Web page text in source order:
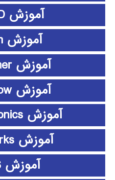
آموزش PSCAD
آموزش python
آموزش rapidminer
آموزش ShowFlow
آموزش SimElectronics
آموزش SolidWorks
آموزش SPSS